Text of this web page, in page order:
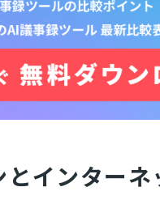
とインター